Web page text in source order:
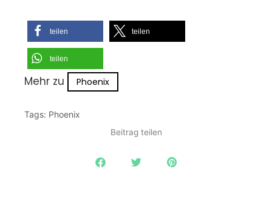
teilen teilen
teilen
Mehr zu Phoenix
Tags: Phoenix
Beitrag teilen